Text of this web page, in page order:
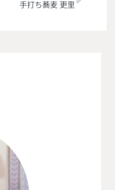
手打ち蕎麦 更里